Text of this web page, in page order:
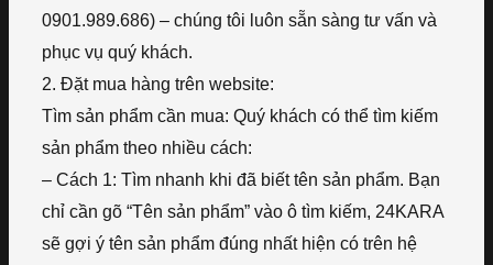
0901.989.686) – chúng tôi luôn sẵn sàng tư vấn và
phục vụ quý khách.
2. Đặt mua hàng trên website:
Tìm sản phẩm cần mua: Quý khách có thể tìm kiếm
sản phẩm theo nhiều cách:
– Cách 1: Tìm nhanh khi đã biết tên sản phẩm. Bạn
chỉ cần gõ “Tên sản phẩm” vào ô tìm kiếm, 24KARA
sẽ gợi ý tên sản phẩm đúng nhất hiện có trên hệ